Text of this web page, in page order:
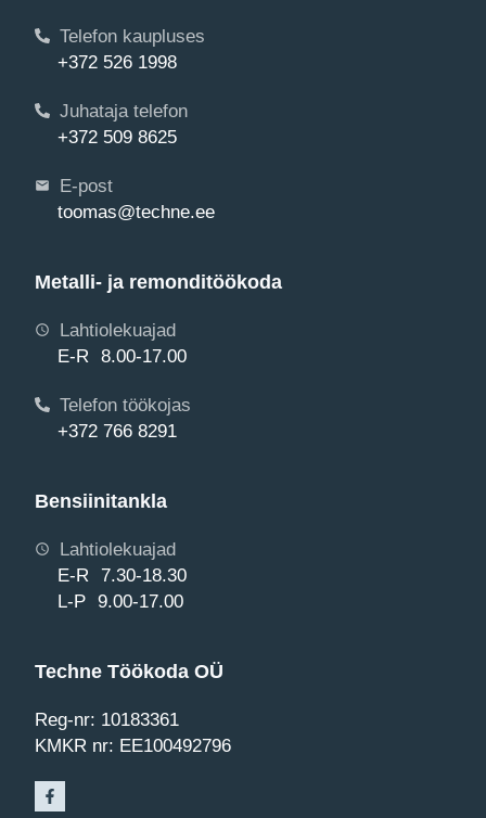
Telefon kaupluses
+372 526 1998
Juhataja telefon
+372 509 8625
E-post
toomas@techne.ee
Metalli- ja remonditöökoda
Lahtiolekuajad
E-R 8.00-17.00
Telefon töökojas
+372 766 8291
Bensiinitankla
Lahtiolekuajad
E-R 7.30-18.30
L-P 9.00-17.00
Techne Töökoda OÜ
Reg-nr: 10183361
KMKR nr: EE100492796